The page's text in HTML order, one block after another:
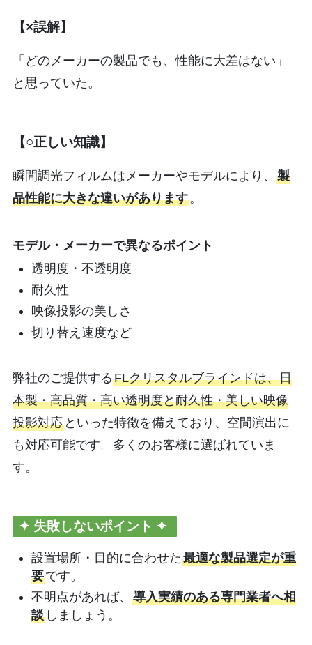
【×誤解】
「どのメーカーの製品でも、性能に大差はない」
と思っていた。
【○正しい知識】
瞬間調光フィルムはメーカーやモデルにより、 製
品性能に大きな違いがあります。
モデル・メーカーで異なるポイント
透明度・不透明度
耐久性
映像投影の美しさ
切り替え速度など
弊社のご提供するFLクリスタルブラインドは、日
本製・高品質・高い透明度と耐久性・美しい映像
投影対応といった特徴を備えており、空間演出に
も対応可能です。多くのお客様に選ばれていま
す。
✦ 失敗しないポイント ✦
設置場所・目的に合わせた最適な製品選定が重
要です。
不明点があれば、 導入実績のある専門業者へ相
談しましょう。